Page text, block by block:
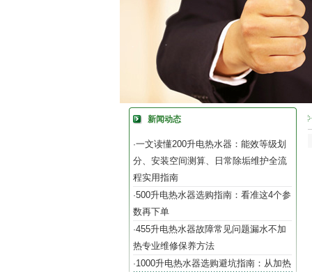
新闻动态
·一文读懂200升电热水器：能效等级划
分、安装空间测算、日常除垢维护全流
程实用指南
·500升电热水器选购指南：看准这4个参
数再下单
·455升电热水器故障常见问题漏水不加
热专业维修保养方法
·1000升电热水器选购避坑指南：从加热